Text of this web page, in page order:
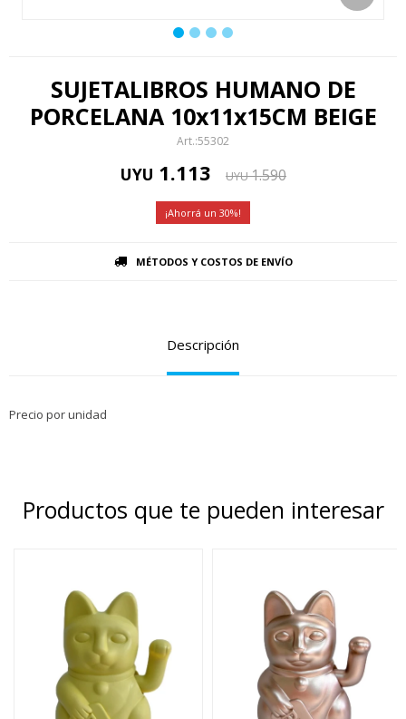
SUJETALIBROS HUMANO DE
PORCELANA 10x11x15CM BEIGE
55302
UYU 1.113 UYU1.590
30
MÉTODOS Y COSTOS DE ENVÍO
Descripción
Precio por unidad
Productos que te pueden interesar